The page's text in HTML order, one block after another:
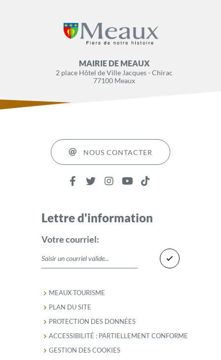
MAIRIE DE MEAUX
2 place Hôtel de Ville Jacques - Chirac
77100 Meaux
NOUS CONTACTER
Lettre d'information
Votre courriel:
MEAUX TOURISME
PLAN DU SITE
PROTECTION DES DONNÉES
ACCESSIBILITÉ : PARTIELLEMENT CONFORME
GESTION DES COOKIES